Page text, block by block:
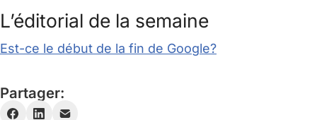
L’éditorial de la semaine
Est-ce le début de la fin de Google?
Partager: